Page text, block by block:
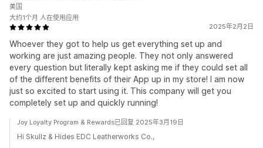
2025年2月2日
Whoever they got to help us get everything set up and
working are just amazing people. They not only answered
every question but literally kept asking me if they could set all
of the different benefits of their App up in my store! I am now
just so excited to start using it. This company will get you
completely set up and quickly running!
美国
大约1个月 人在使用应用
Joy Loyalty Program & Rewards已回复 2025年3月19日
Hi Skullz & Hides EDC Leatherworks Co.,